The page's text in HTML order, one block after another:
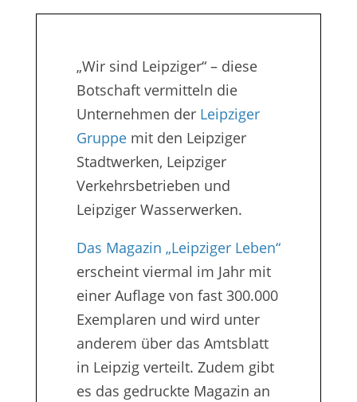
„Wir sind Leipziger“ – diese
Botschaft vermitteln die
Unternehmen der Leipziger
Gruppemit den Leipziger
Stadtwerken, Leipziger
Verkehrsbetrieben und
Leipziger Wasserwerken.
Das Magazin „Leipziger Leben“
erscheint viermal im Jahr mit
einer Auflage von fast 300.000
Exemplaren und wird unter
anderem über das Amtsblatt
in Leipzig verteilt. Zudem gibt
es das gedruckte Magazin an